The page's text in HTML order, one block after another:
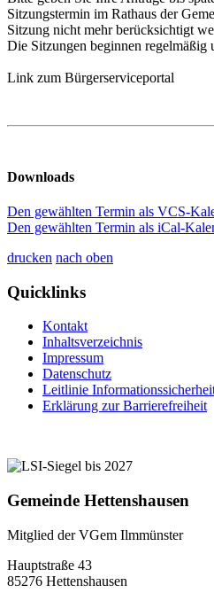
Sitzungstermin im Rathaus der
Sitzung nicht mehr berücksichtigt
Die Sitzungen beginnen regelmäßig
Link zum Bürgerserviceportal
Downloads
Den gewählten Termin als VCS-
Den gewählten Termin als iCal-
drucken nach oben
Quicklinks
Kontakt
Inhaltsverzeichnis
Impressum
Datenschutz
Leitlinie
Erklärung zur Barrierefreiheit
Gemeinde Hettenshausen
Mitglied der VGem Ilmmünster
Hauptstraße 43
85276 Hettenshausen